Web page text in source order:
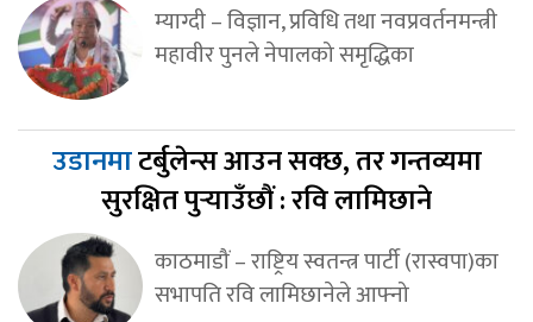
म्याग्दी – विज्ञान, प्रविधि तथा नवप्रवर्तनमन्त्री
महावीर पुनले नेपालको समृद्धिका
उडानमाटर्बुलेन्स आउन सक्छ, तर गन्तव्यमा
सुरक्षित पुर्‍याउँछौं : रवि लामिछाने
काठमाडौं – राष्ट्रिय स्वतन्त्र पार्टी (रास्वपा)का
सभापति रवि लामिछानेले आफ्नो